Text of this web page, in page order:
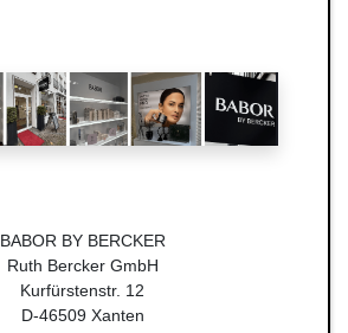
BABOR BY BERCKER
Ruth Bercker GmbH
Kurfürstenstr. 12
D-46509 Xanten